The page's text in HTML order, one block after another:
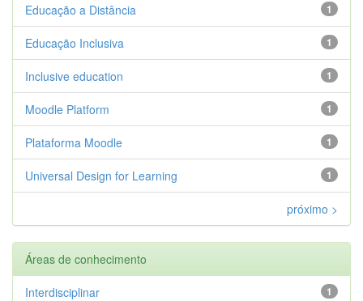
1
Educação a Distância
1
Educação Inclusiva
1
Inclusive education
1
Moodle Platform
1
Plataforma Moodle
1
Universal Design for Learning
próximo >
Áreas de conhecimento
1
Interdisciplinar